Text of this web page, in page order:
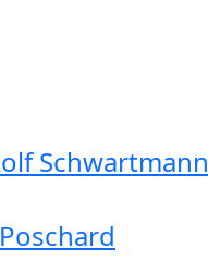
Schwartmann